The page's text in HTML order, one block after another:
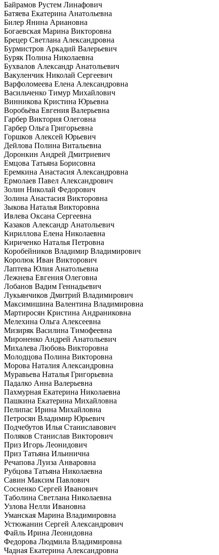
Байрамов Рустем Линафович
Батяева Екатерина Анатольевна
Билер Янина Ариановна
Богаевская Марина Викторовна
Брецер Светлана Александровна
Бурмистров Аркадий Валерьевич
Буряк Полина Николаевна
Бухвалов Александр Анатольевич
Вакуленчик Николай Сергеевич
Варфоломеева Елена Александровна
Васильченко Тимур Михайлович
Винникова Кристина Юрьевна
Воробьёва Евгения Валерьевна
Гарбер Виктория Олеговна
Гарбер Ольга Григорьевна
Горшков Алексей Юрьевич
Дейлова Полина Витальевна
Доронкин Андрей Дмитриевич
Емцова Татьяна Борисовна
Еремкина Анастасия Александровна
Ермолаев Павел Александрович
Золин Николай Федорович
Золина Анастасия Викторовна
Зыкова Наталья Викторовна
Ивлева Оксана Сергеевна
Казаков Александр Анатольевич
Кириллова Елена Николаевна
Кириченко Наталья Петровна
Коробейников Владимир Владимирович
Королюк Иван Викторович
Лаптева Юлия Анатольевна
Лежнева Евгения Олеговна
Лобанов Вадим Геннадьевич
Лукьянчиков Дмитрий Владимирович
Максимишина Валентина Владимировна
Мартиросян Кристина Андраниковна
Мелехина Ольга Алексеевна
Мизиряк Василина Тимофеевна
Мироненко Андрей Анатольевич
Михалева Любовь Викторовна
Молодцова Полина Викторовна
Морова Наталия Александровна
Муравьева Наталья Григорьевна
Падалко Анна Валерьевна
Пахмурная Екатерина Николаевна
Пашкина Екатерина Михайловна
Пелипас Ирина Михайловна
Петросян Владимир Юрьевич
Подчебутов Илья Станиславович
Поляков Станислав Викторович
Приз Игорь Леонидович
Приз Татьяна Ильинична
Речапова Луиза Анваровна
Рубцова Татьяна Николаевна
Савин Максим Павлович
Сосненко Сергей Иванович
Таболина Светлана Николаевна
Узлова Нелли Ивановна
Уманская Марина Владимировна
Устюжанин Сергей Александрович
Файль Ирина Леонидовна
Федорова Людмила Владимировна
Чадная Екатерина Александровна